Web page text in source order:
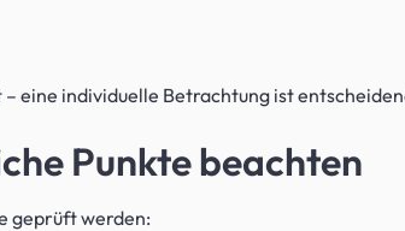
eine individuelle Betrachtung ist
Punkte beachten
geprüft werden: